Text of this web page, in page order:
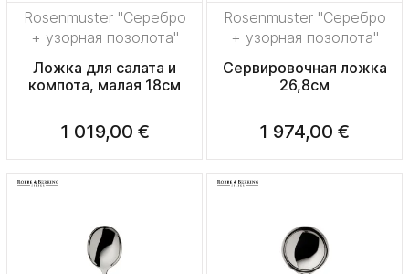
Rosenmuster "Серебро
+ узорная позолота"
Ложка для салата и
компота, малая 18см
1 019,00 €
Rosenmuster "Серебро
+ узорная позолота"
Сервировочная ложка
26,8см
1 974,00 €